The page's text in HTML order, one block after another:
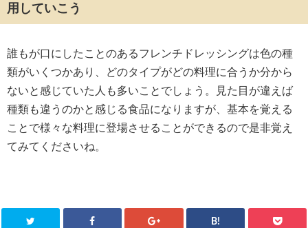
用していこう
誰もが口にしたことのあるフレンチドレッシングは色の種
類がいくつかあり、どのタイプがどの料理に合うか分から
ないと感じていた人も多いことでしょう。見た目が違えば
種類も違うのかと感じる食品になりますが、基本を覚える
ことで様々な料理に登場させることができるので是非覚え
てみてくださいね。
B!